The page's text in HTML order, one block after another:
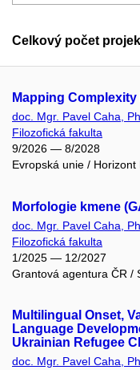
Celkový počet
Mapping
doc. Mgr. Pavel Caha,
Filozofická fakulta
9/2026 — 8/2028
Evropská unie / Horizont
Morfologie kmene
doc. Mgr. Pavel Caha,
Filozofická fakulta
1/2025 — 12/2027
Grantová agentura ČR /
Multilingual Onset,
Language
Ukrainian Refugee
doc. Mgr. Pavel Caha,